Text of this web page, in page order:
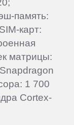
память:
карт:
матрицы:
1 700
Cortex-